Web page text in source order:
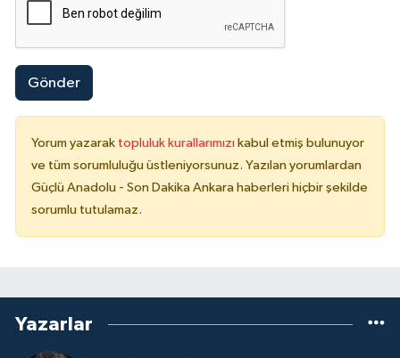
Gönder
Yorum yazarak topluluk kurallarımızı kabul etmiş bulunuyor
ve tüm sorumluluğu üstleniyorsunuz. Yazılan yorumlardan
Güçlü Anadolu - Son Dakika Ankara haberleri hiçbir şekilde
sorumlu tutulamaz.
Yazarlar